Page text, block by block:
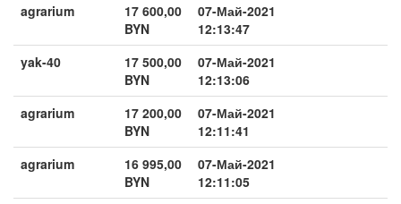
agrarium
17 600,00
BYN
07-Май-2021
12:13:47
yak-40
17 500,00
BYN
07-Май-2021
12:13:06
agrarium
17 200,00
BYN
07-Май-2021
12:11:41
agrarium
16 995,00
BYN
07-Май-2021
12:11:05